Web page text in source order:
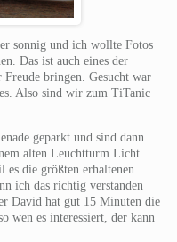
sonnig und ich wollte Fotos
Das ist auch eines der
bringen. Gesucht war
Also sind wir zum TiTanic
geparkt und sind dann
alten Leuchtturm Licht
es die größten erhaltenen
ich das richtig verstanden
David hat gut 15 Minuten die
wen es interessiert, der kann